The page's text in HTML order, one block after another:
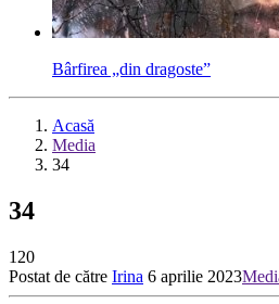
Bârfirea „din dragoste”
Acasă
Media
34
34
120
Postat de către Irina 6 aprilie 2023